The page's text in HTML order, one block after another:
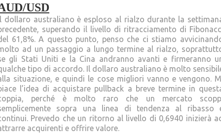
USD
dollaro australiano è esploso al rialzo durante la
superando il livello di ritracciamento di
61,8%. A questo punto, penso che ci stiamo
ad un passaggio a lungo termine al rialzo,
gli Stati Uniti e la Cina andranno avanti e firmeranno
tipo di accordo. Il dollaro australiano è molto
situazione, e quindi le cose migliori vanno e vengono.
l’idea di acquistare pullback a breve termine in
perché è molto raro che un mercato
sopra una linea di tendenza al ribasso
Prevedo che un ritorno al livello di 0,6940 inizierà
acquirenti e offrire valore.